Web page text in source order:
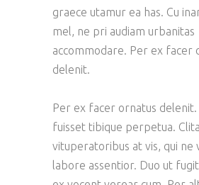
graece utamur ea has. Cu
mel, ne pri audiam urbanitas
accommodare. Per ex facer
delenit.
Per ex facer ornatus delenit.
fuisset tibique perpetua.
vituperatoribus at vis, qui ne
labore assentior. Duo ut